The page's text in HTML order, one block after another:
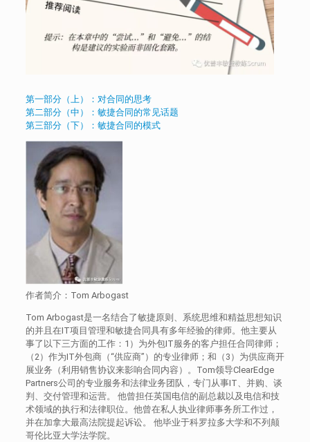
第一部分（上）：对合同的思考
第二部分（中）：敏捷合同的常见话题
第三部分（下）：敏捷合同的模式
作者简介：Tom Arbogast
Tom Arbogast是一名结合了敏捷原则、系统思维和精益思想知识
的并且在IT项目管理和敏捷合同具有多年经验的律师。他主要从
事了以下三方面的工作：1）为外包IT服务的客户担任合同律师；
（2）作为IT外包商（“供应商”）的专业律师；和（3）为供应商开
展业务（利用销售协议来影响合同内容）。Tom领导ClearEdge
Partners公司的专业服务和法律业务团队，专门从事IT、并购、谈
判、交付管理和运营。 他曾担任英国电信的副总裁以及电信和技
术领域的执行和法律职位。他曾在私人执业律师事务所工作过，
并在加拿大最高法院提起诉讼。 他毕业于科罗拉多大学和不列颠
哥伦比亚大学法学院。